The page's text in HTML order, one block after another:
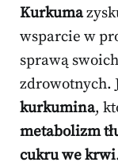
Kurkuma
wsparcie w
sprawą
zdrowotnych.
kurkumina,
metabolizm
cukru we krwi